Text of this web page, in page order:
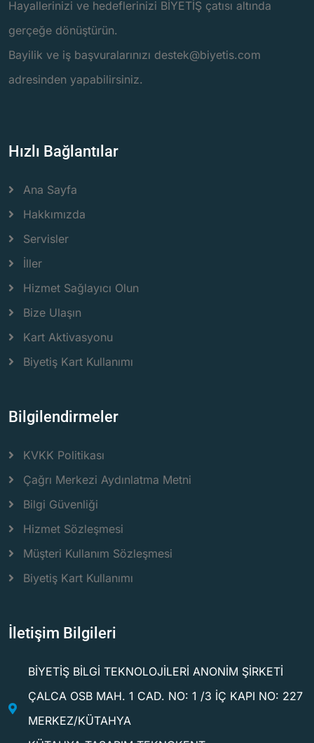
Hayallerinizi ve hedeflerinizi BİYETİŞ çatısı altında
gerçeğe dönüştürün.
Bayilik ve iş başvuralarınızı destek@biyetis.com
adresinden yapabilirsiniz.
Hızlı Bağlantılar
Ana Sayfa
Hakkımızda
Servisler
İller
Hizmet Sağlayıcı Olun
Bize Ulaşın
Kart Aktivasyonu
Biyetiş Kart Kullanımı
Bilgilendirmeler
KVKK Politikası
Çağrı Merkezi Aydınlatma Metni
Bilgi Güvenliği
Hizmet Sözleşmesi
Müşteri Kullanım Sözleşmesi
Biyetiş Kart Kullanımı
İletişim Bilgileri
BİYETİŞ BİLGİ TEKNOLOJİLERİ ANONİM ŞİRKETİ
ÇALCA OSB MAH. 1 CAD. NO: 1 /3 İÇ KAPI NO: 227
MERKEZ/KÜTAHYA